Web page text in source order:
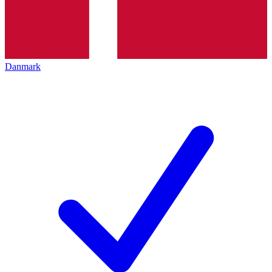
Danmark